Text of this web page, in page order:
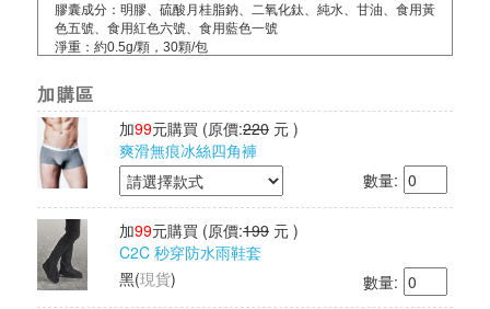
膠囊成分：明膠、硫酸月桂脂鈉、二氧化鈦、純水、甘油、食用黃
色五號、食用紅色六號、食用藍色一號
淨重：約0.5g/顆，30顆/包
投保內容：已投保富邦產險產品責任險1000萬元
其他檢驗：經SGS檢驗通過
有效期限：依包裝所示
保存期限：2年
產地：台灣
加購區
加99元購買 (原價:220 元 )
爽滑無痕冰絲四角褲
數量:
加99元購買 (原價:199 元 )
C2C 秒穿防水雨鞋套
黑(現貨) 數量: